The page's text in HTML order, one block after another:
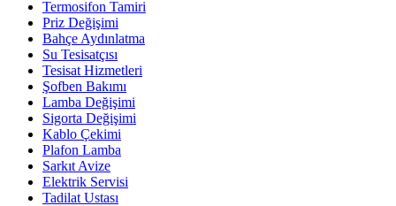
Termosifon Tamiri
Priz Değişimi
Bahçe Aydınlatma
Su Tesisatçısı
Tesisat Hizmetleri
Şofben Bakımı
Lamba Değişimi
Sigorta Değişimi
Kablo Çekimi
Plafon Lamba
Sarkıt Avize
Elektrik Servisi
Tadilat Ustası